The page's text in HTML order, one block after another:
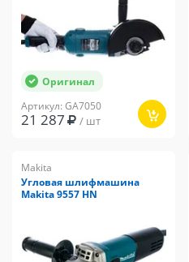
Оригинал
Артикул: GA7050
21 287 / шт
Makita
Угловая шлифмашина
Makita 9557 HN